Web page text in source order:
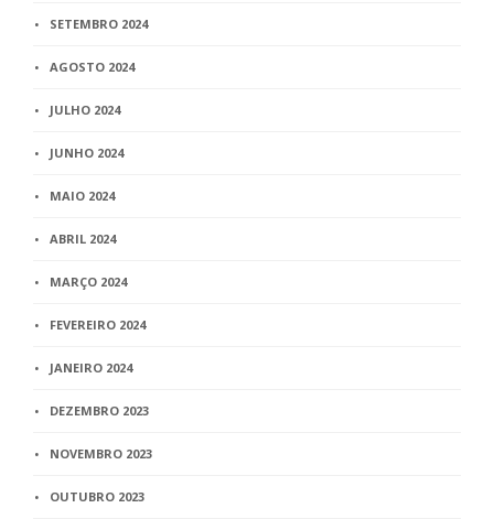
SETEMBRO 2024
AGOSTO 2024
JULHO 2024
JUNHO 2024
MAIO 2024
ABRIL 2024
MARÇO 2024
FEVEREIRO 2024
JANEIRO 2024
DEZEMBRO 2023
NOVEMBRO 2023
OUTUBRO 2023